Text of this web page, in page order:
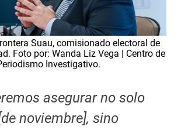
Suau, comisionado electoral de
Foto por: Wanda Liz Vega | Centro de
Investigativo.
asegurar no solo
noviembre], sino